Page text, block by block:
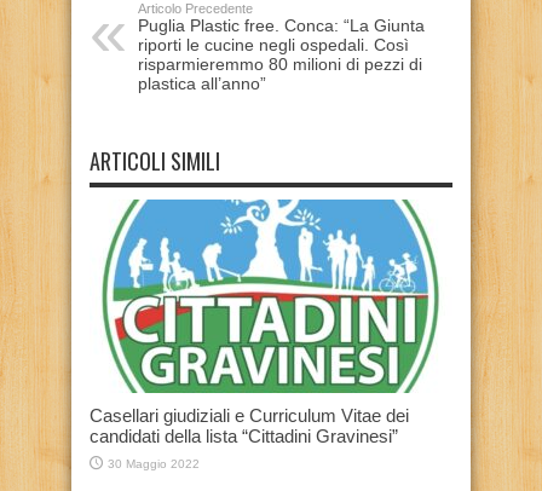
Articolo Precedente
Puglia Plastic free. Conca: “La Giunta
riporti le cucine negli ospedali. Così
risparmieremmo 80 milioni di pezzi di
plastica all’anno”
ARTICOLI SIMILI
Casellari giudiziali e Curriculum Vitae dei
candidati della lista “Cittadini Gravinesi”
30 Maggio 2022